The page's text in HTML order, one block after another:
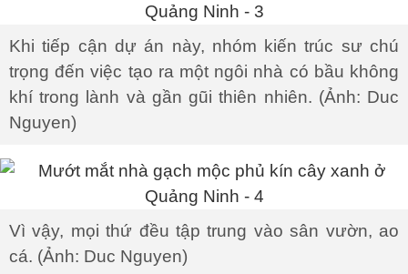
Khi tiếp cận dự án này, nhóm kiến trúc sư chú
trọng đến việc tạo ra một ngôi nhà có bầu không
khí trong lành và gần gũi thiên nhiên. (Ảnh: Duc
Nguyen)
Vì vậy, mọi thứ đều tập trung vào sân vườn, ao
cá. (Ảnh: Duc Nguyen)